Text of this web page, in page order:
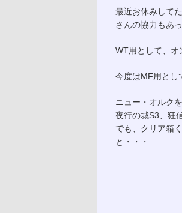
最近お休みして
さんの協力もあ
WT用として、オ
今度はMF用とし
ニュー・オルク
夜行の城S3、狂
でも、クリア箱
と・・・